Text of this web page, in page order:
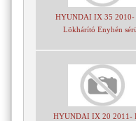
HYUNDAI IX 35 2010-
Lökhárító Enyhén
HYUNDAI IX 20 2011-